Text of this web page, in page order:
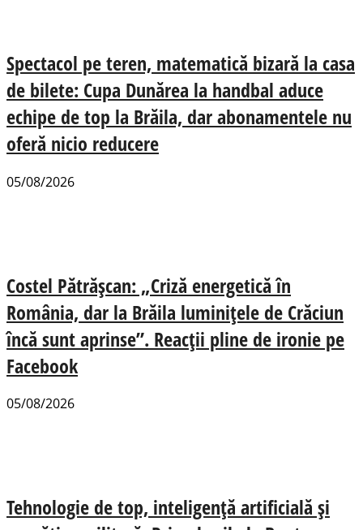
Spectacol pe teren, matematică bizară la casa
de bilete: Cupa Dunărea la handbal aduce
echipe de top la Brăila, dar abonamentele nu
oferă nicio reducere
05/08/2026
Costel Pătrășcan: „Criză energetică în
România, dar la Brăila luminițele de Crăciun
încă sunt aprinse”. Reacții pline de ironie pe
Facebook
05/08/2026
Tehnologie de top, inteligență artificială și